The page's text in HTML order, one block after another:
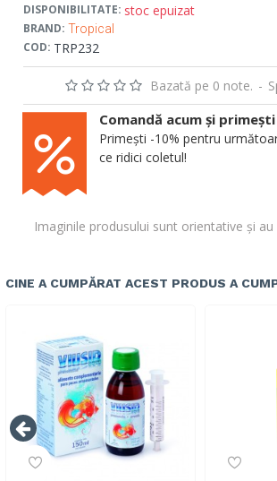
DISPONIBILITATE: stoc epuizat
BRAND: Tropical
COD: TRP232
Bazată pe 0 note. -
Imaginile produsului sunt orientative și
Comandă acum și
Primești -10% pentru
ce ridici coletul!
CINE A CUMPĂRAT ACEST PRODUS A